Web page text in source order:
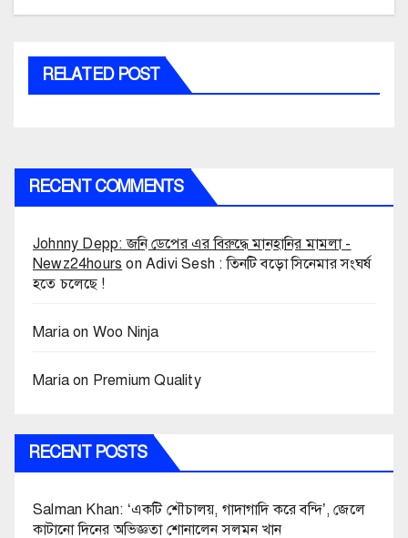
RELATED POST
RECENT COMMENTS
Johnny Depp: জনি ডেপের এর বিরুদ্ধে মানহানির মামলা -
Newz24hours onAdivi Sesh : তিনটি বড়ো সিনেমার সংঘর্ষ
হতে চলেছে !
Maria on Woo Ninja
Maria on Premium Quality
RECENT POSTS
Salman Khan: ‘একটি শৌচালয়, গাদাগাদি করে বন্দি’, জেলে
কাটানো দিনের অভিজ্ঞতা শোনালেন সলমন খান